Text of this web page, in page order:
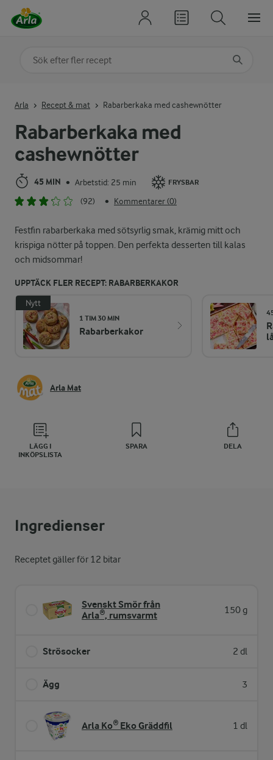
Rabarberkaka med
cashewnötter
45 MIN • Arbetstid: 25 min FRYSBAR
(92) • Kommentarer (0)
Festfin rabarberkaka med sötsyrlig smak, krämig mitt och
krispiga nötter på toppen. Den perfekta desserten till kalas
och midsommar!
UPPTÄCK FLER RECEPT: RABARBERKAKOR
Nytt
1 TIM 30 MIN
Rabarberkakor
Arla Mat
LÄGG I
INKÖPSLISTA
SPARA DELA
Arla Recept & mat Rabarberkaka med cashewnötter
Ingredienser
Receptet gäller för 12 bitar
Svenskt Smör från
Arla®, rumsvarmt
150 g
Strösocker 2 dl
Ägg 3
Arla Ko® Eko Gräddfil 1 dl
Sök på kategori eller ingrediens